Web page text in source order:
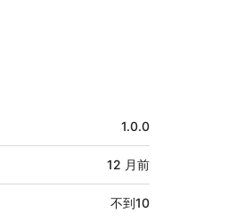
1.0.0
12 月前
不到10